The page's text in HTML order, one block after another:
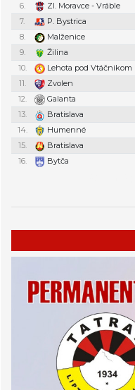
6.
Zl. Moravce - Vráble
7.
P. Bystrica
8.
Malženice
9.
Žilina
10.
Lehota pod Vtáčnikom
11.
Zvolen
12.
Galanta
13.
Bratislava
14.
Humenné
15.
Bratislava
16.
Bytča